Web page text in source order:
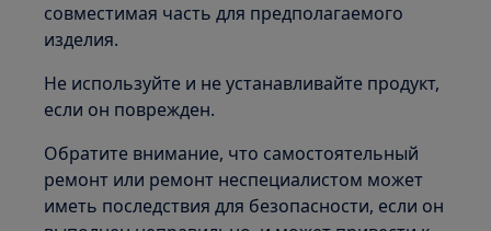
совместимая часть для предполагаемого
изделия.
Не используйте и не устанавливайте продукт,
если он поврежден.
Обратите внимание, что самостоятельный
ремонт или ремонт неспециалистом может
иметь последствия для безопасности, если он